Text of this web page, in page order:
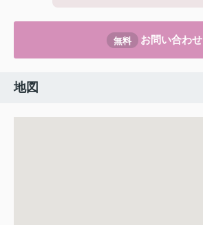
無料 お問い合わせ
地図